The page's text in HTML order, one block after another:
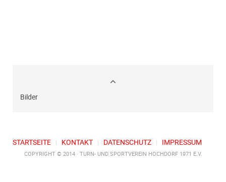
Bilder
STARTSEITE KONTAKT DATENSCHUTZ IMPRESSUM
COPYRIGHT © 2014 · TURN- UND SPORTVEREIN HOCHDORF 1971 E.V.